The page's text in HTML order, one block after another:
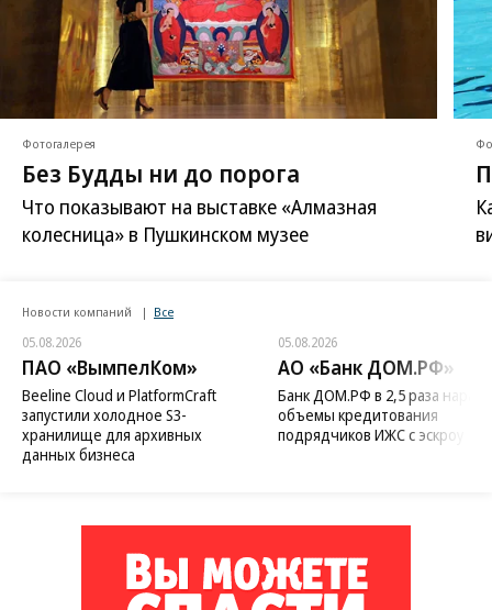
Фотогалерея
Без Будды ни до порога
Что показывают на выставке «Алмазная
колесница» в Пушкинском музее
Новости компаний Все
05.08.2026
ПАО «ВымпелКом»
Beeline Cloud и PlatformCraft
запустили холодное S3-
хранилище для архивных
данных бизнеса
05.08.2026
АО «Банк ДОМ.РФ»
Банк ДОМ.РФ в 2,5 раза
объемы кредитования
подрядчиков ИЖС с эскроу